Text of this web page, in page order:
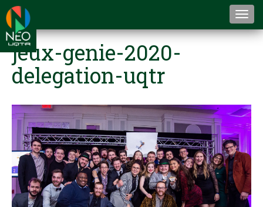
jeux-genie-2020-
delegation-uqtr